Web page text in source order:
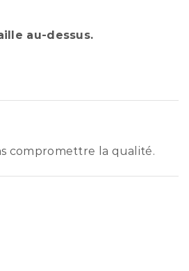
au-dessus.
compromettre la qualité.